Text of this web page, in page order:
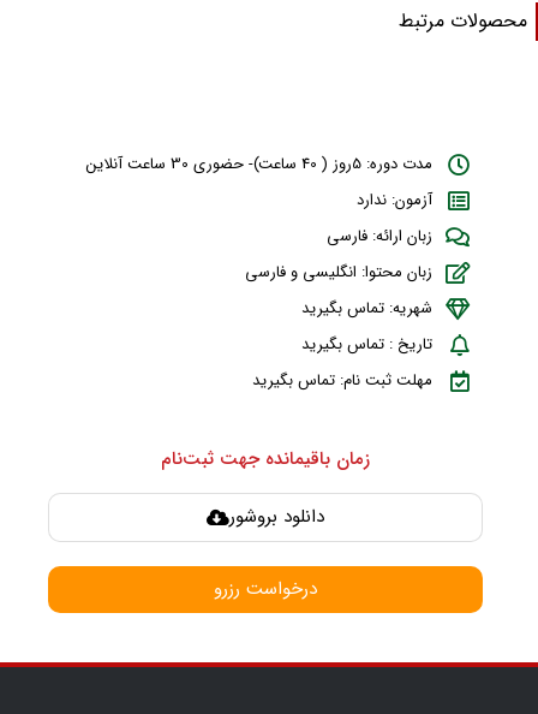
مرتبط
مدت دوره: 5روز ( 40 ساعت)- حضوری 30 ساعت آنلاین
آزمون: ندارد
زبان ارائه: فارسی
زبان محتوا: انگلیسی و فارسی
شهریه: تماس بگیرید
تاریخ : تماس بگیرید
مهلت ثبت نام: تماس بگیرید
زمان باقیمانده جهت ثبت‌نام
دانلود بروشور
درخواست رزرو